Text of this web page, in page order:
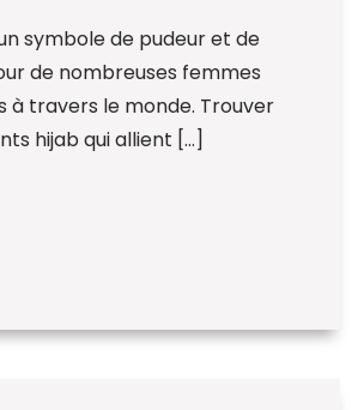
symbole de pudeur et de
de nombreuses femmes
à travers le monde. Trouver
hijab qui allient […]